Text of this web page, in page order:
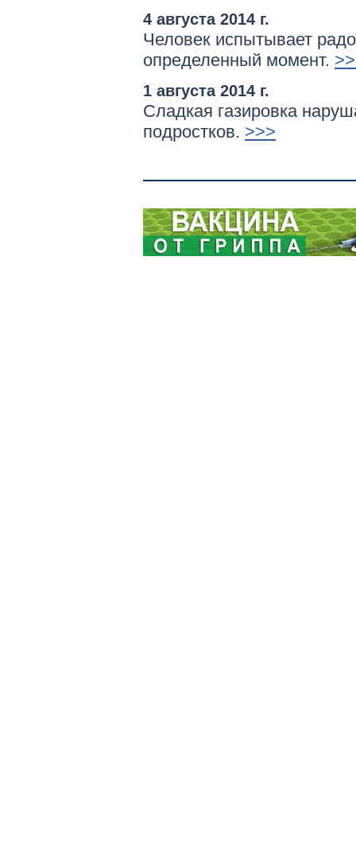
4 августа 2014 г.
Человек испытывает
определенный момент.
1 августа 2014 г.
Сладкая газировка
подростков. >>>